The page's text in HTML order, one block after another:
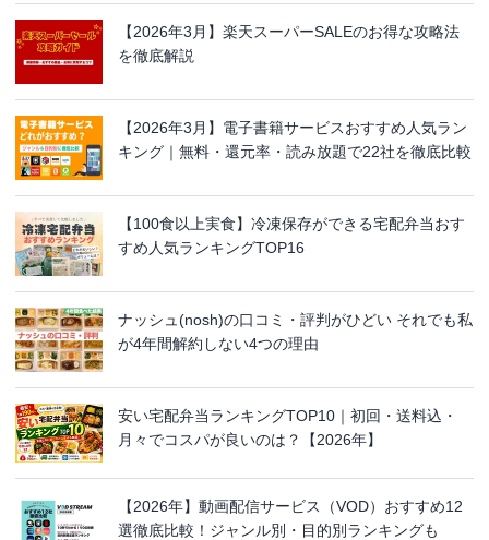
【2026年3月】楽天スーパーSALEのお得な攻略法
を徹底解説
【2026年3月】電子書籍サービスおすすめ人気ラン
キング｜無料・還元率・読み放題で22社を徹底比較
【100食以上実食】冷凍保存ができる宅配弁当おす
すめ人気ランキングTOP16
ナッシュ(nosh)の口コミ・評判がひどい それでも私
が4年間解約しない4つの理由
安い宅配弁当ランキングTOP10｜初回・送料込・
月々でコスパが良いのは？【2026年】
【2026年】動画配信サービス（VOD）おすすめ12
選徹底比較！ジャンル別・目的別ランキングも